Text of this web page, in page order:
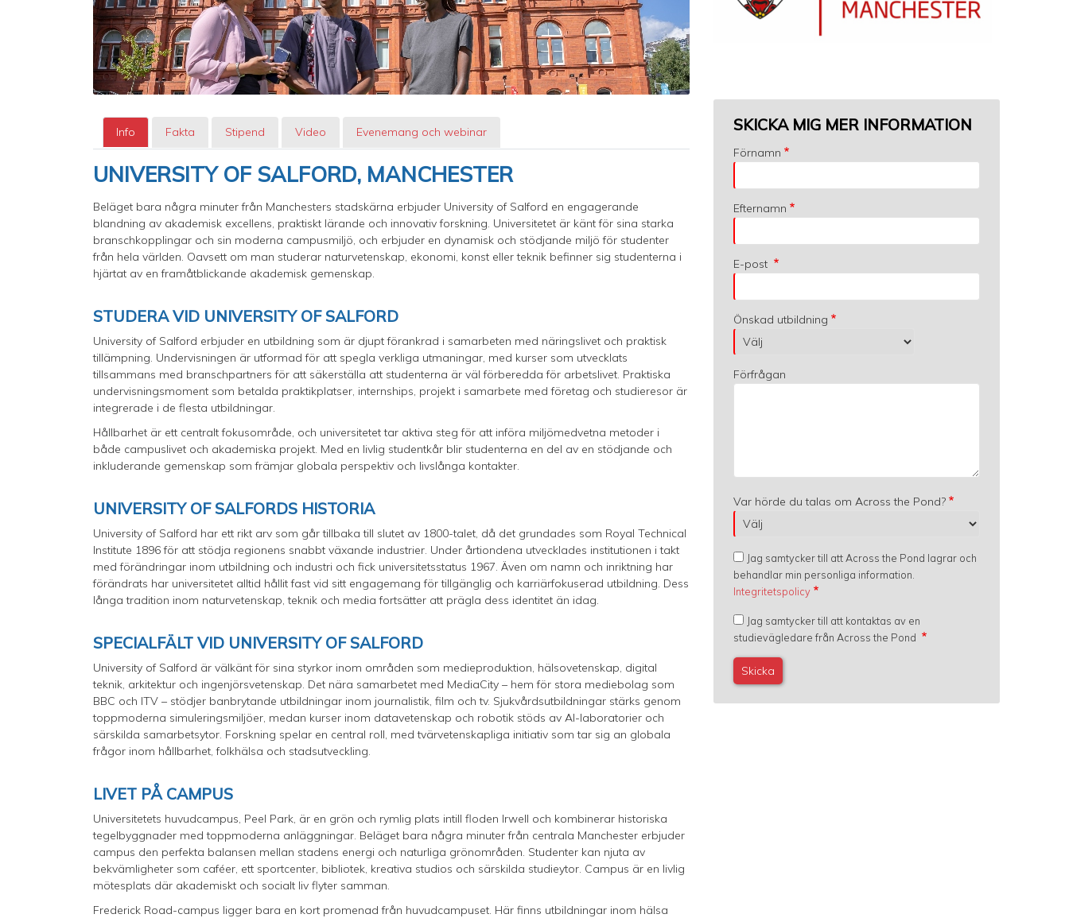
Info Fakta Stipend Video Evenemang och webinar
UNIVERSITY OF SALFORD, MANCHESTER
Beläget bara några minuter från Manchesters stadskärna erbjuder University of Salford en engagerande
blandning av akademisk excellens, praktiskt lärande och innovativ forskning. Universitetet är känt för sina starka
branschkopplingar och sin moderna campusmiljö, och erbjuder en dynamisk och stödjande miljö för studenter
från hela världen. Oavsett om man studerar naturvetenskap, ekonomi, konst eller teknik befinner sig studenterna i
hjärtat av en framåtblickande akademisk gemenskap.
STUDERA VID UNIVERSITY OF SALFORD
University of Salford erbjuder en utbildning som är djupt förankrad i samarbeten med näringslivet och praktisk
tillämpning. Undervisningen är utformad för att spegla verkliga utmaningar, med kurser som utvecklats
tillsammans med branschpartners för att säkerställa att studenterna är väl förberedda för arbetslivet. Praktiska
undervisningsmoment som betalda praktikplatser, internships, projekt i samarbete med företag och studieresor är
integrerade i de flesta utbildningar.
Hållbarhet är ett centralt fokusområde, och universitetet tar aktiva steg för att införa miljömedvetna metoder i
både campuslivet och akademiska projekt. Med en livlig studentkår blir studenterna en del av en stödjande och
inkluderande gemenskap som främjar globala perspektiv och livslånga kontakter.
UNIVERSITY OF SALFORDS HISTORIA
University of Salford har ett rikt arv som går tillbaka till slutet av 1800-talet, då det grundades som Royal Technical
Institute 1896 för att stödja regionens snabbt växande industrier. Under årtiondena utvecklades institutionen i takt
med förändringar inom utbildning och industri och fick universitetsstatus 1967. Även om namn och inriktning har
förändrats har universitetet alltid hållit fast vid sitt engagemang för tillgänglig och karriärfokuserad utbildning. Dess
långa tradition inom naturvetenskap, teknik och media fortsätter att prägla dess identitet än idag.
SPECIALFÄLT VID UNIVERSITY OF SALFORD
University of Salford är välkänt för sina styrkor inom områden som medieproduktion, hälsovetenskap, digital
teknik, arkitektur och ingenjörsvetenskap. Det nära samarbetet med MediaCity – hem för stora mediebolag som
BBC och ITV – stödjer banbrytande utbildningar inom journalistik, film och tv. Sjukvårdsutbildningar stärks genom
toppmoderna simuleringsmiljöer, medan kurser inom datavetenskap och robotik stöds av AI-laboratorier och
särskilda samarbetsytor. Forskning spelar en central roll, med tvärvetenskapliga initiativ som tar sig an globala
frågor inom hållbarhet, folkhälsa och stadsutveckling.
LIVET PÅ CAMPUS
Universitetets huvudcampus, Peel Park, är en grön och rymlig plats intill floden Irwell och kombinerar historiska
tegelbyggnader med toppmoderna anläggningar. Beläget bara några minuter från centrala Manchester erbjuder
campus den perfekta balansen mellan stadens energi och naturliga grönområden. Studenter kan njuta av
bekvämligheter som caféer, ett sportcenter, bibliotek, kreativa studios och särskilda studieytor. Campus är en livlig
mötesplats där akademiskt och socialt liv flyter samman.
Frederick Road-campus ligger bara en kort promenad från huvudcampuset. Här finns utbildningar inom hälsa
SKICKA MIG MER INFORMATION
Förnamn
Efternamn
E-post
Önskad utbildning
Förfrågan
Var hörde du talas om Across the Pond?
Jag samtycker till att Across the Pond lagrar och
behandlar min personliga information.
Integritetspolicy
Jag samtycker till att kontaktas av en
studievägledare från Across the Pond